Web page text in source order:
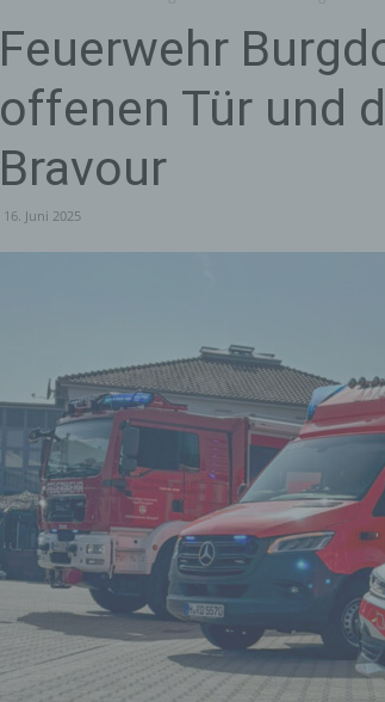
Feuerwehr
offenen Tür und
Bravour
16. Juni 2025